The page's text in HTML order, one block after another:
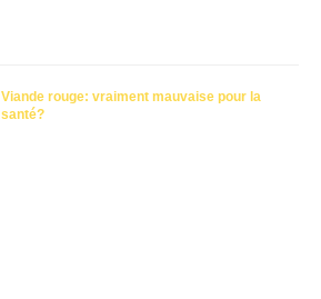
Viande rouge: vraiment mauvaise pour la
santé?